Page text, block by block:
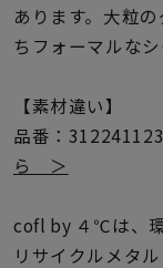
リングサイズ
メンズ
リングサイズ
あります。大粒
ちフォーマルなシ
【素材違い】
品番：
ら ＞
cofl by ４℃は、環
リサイクルメタ